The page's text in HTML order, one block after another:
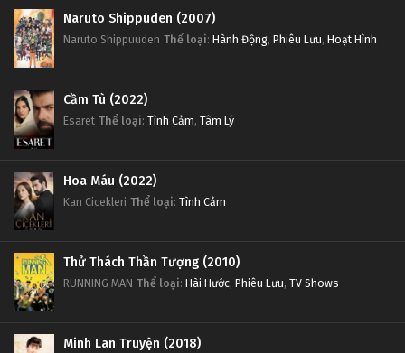
Naruto Shippuden (2007)
Naruto Shippuuden Thể loại: Hành Động, Phiêu Lưu, Hoạt Hình
Cầm Tù (2022)
Esaret Thể loại: Tình Cảm, Tâm Lý
Hoa Máu (2022)
Kan Cicekleri Thể loại: Tình Cảm
Thử Thách Thần Tượng (2010)
RUNNING MAN Thể loại: Hài Hước, Phiêu Lưu, TV Shows
Minh Lan Truyện (2018)